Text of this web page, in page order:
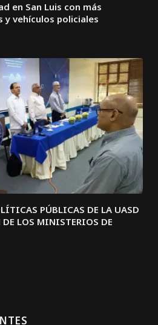
en San Luis con más
vehículos policiales
PÚBLICAS DE LA UASD
LOS MINISTERIOS DE